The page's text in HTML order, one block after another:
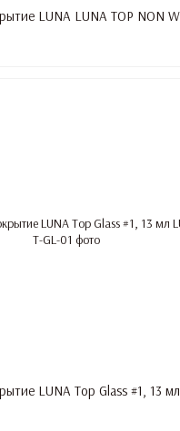
LUNA Top Glass #1, 13 мл